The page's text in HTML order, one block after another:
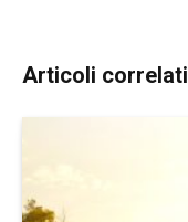
Articoli correlati